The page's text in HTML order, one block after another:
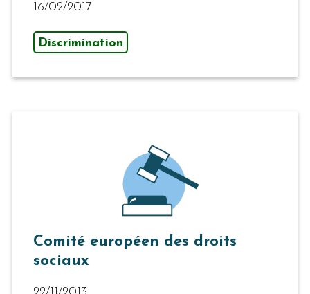
16/02/2017
Discrimination
Comité européen des droits
sociaux